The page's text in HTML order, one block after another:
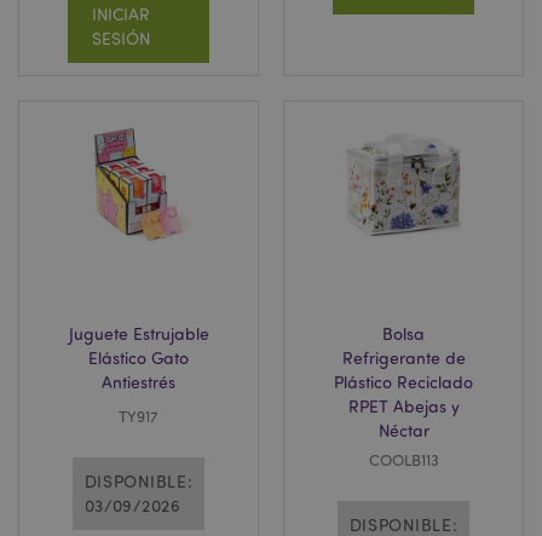
INICIAR
SESIÓN
Juguete Estrujable
Elástico Gato
Antiestrés
TY917
DISPONIBLE:
03/09/2026
Bolsa
Refrigerante de
Plástico Reciclado
RPET Abejas y
Néctar
COOLB113
DISPONIBLE: